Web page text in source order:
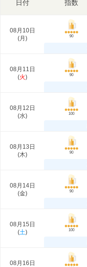
日付 指数
08月10日
(月 ) 90
08月11日
(火) 90
08月12日
(水) 100
08月13日
(木) 90
08月14日
(金) 90
08月15日
(土) 100
08月16日